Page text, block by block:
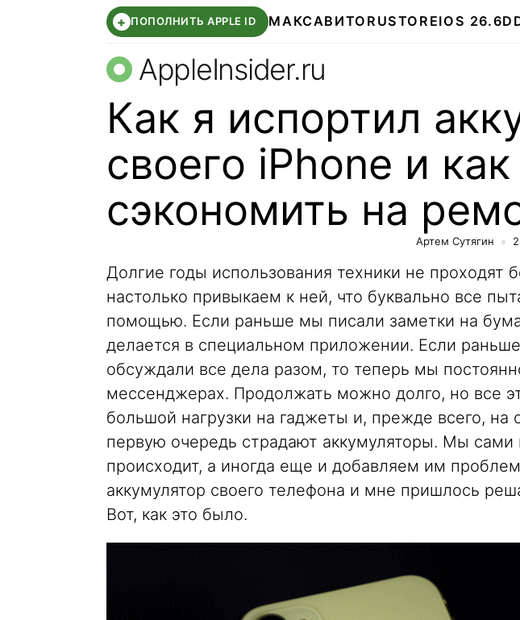
+ ПОПОЛНИТЬ APPLE ID МАКСАВИТО RUSTOREIOS 26.6
AppleInsider.ru
Как я испортил
своего iPhone и
сэкономить на
Артем Сутягин
Долгие годы использования техники не проходят
настолько привыкаем к ней, что буквально все
помощью. Если раньше мы писали заметки на
делается в специальном приложении. Если
обсуждали все дела разом, то теперь мы
мессенджерах. Продолжать можно долго, но все
большой нагрузки на гаджеты и, прежде всего, на
первую очередь страдают аккумуляторы. Мы сами
происходит, а иногда еще и добавляем им
аккумулятор своего телефона и мне пришлось
Вот, как это было.